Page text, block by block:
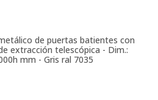
de puertas batientes con
extracción telescópica - Dim.:
mm - Gris ral 7035